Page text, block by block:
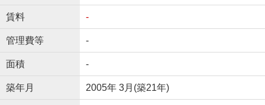
賃料 -
管理費等 -
面積 -
築年月 2005年 3月(築21年)